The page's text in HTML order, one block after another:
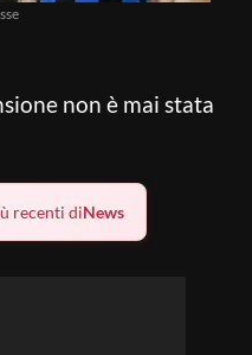
non è mai stata
recenti diNews